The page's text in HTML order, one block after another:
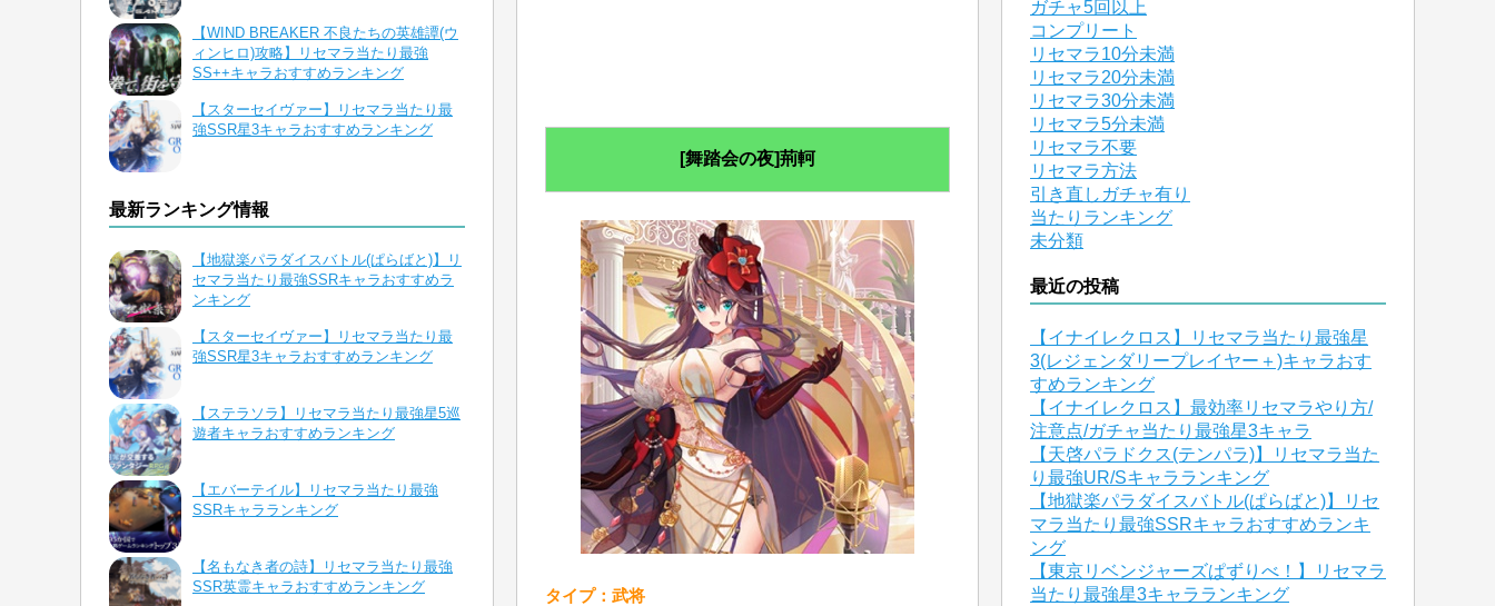
【WIND BREAKER 不良たちの英雄譚(ウ
ィンヒロ)攻略】リセマラ当たり最強
SS++キャラおすすめランキング
【スターセイヴァー】リセマラ当たり最
強SSR星3キャラおすすめランキング
最新ランキング情報
【地獄楽パラダイスバトル(ぱらばと)】リ
セマラ当たり最強SSRキャラおすすめラ
ンキング
【スターセイヴァー】リセマラ当たり最
強SSR星3キャラおすすめランキング
【ステラソラ】リセマラ当たり最強星5巡
遊者キャラおすすめランキング
【エバーテイル】リセマラ当たり最強
SSRキャラランキング
【名もなき者の詩】リセマラ当たり最強
SSR英霊キャラおすすめランキング
[舞踏会の夜]荊軻
タイプ：武将
ガチャ5回以上
コンプリート
リセマラ10分未満
リセマラ20分未満
リセマラ30分未満
リセマラ5分未満
リセマラ不要
リセマラ方法
引き直しガチャ有り
当たりランキング
未分類
最近の投稿
【イナイレクロス】リセマラ当たり最強星
3(レジェンダリープレイヤー＋)キャラおす
すめランキング
【イナイレクロス】最効率リセマラやり方/
注意点/ガチャ当たり最強星3キャラ
【天啓パラドクス(テンパラ)】リセマラ当た
り最強UR/Sキャラランキング
【地獄楽パラダイスバトル(ぱらばと)】リセ
マラ当たり最強SSRキャラおすすめランキ
ング
【東京リベンジャーズぱずりべ！】リセマラ
当たり最強星3キャラランキング